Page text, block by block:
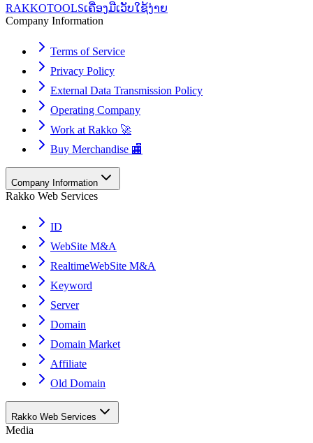
RAKKOTOOLSເຄື່ອງມືເວັບໃຊ້ງ່າຍ
Company Information
Terms of Service
Privacy Policy
External Data Transmission Policy
Operating Company
Work at Rakko 🚀
Buy Merchandise 🏬
Company Information
Rakko Web Services
ID
WebSite M&A
RealtimeWebSite M&A
Keyword
Server
Domain
Domain Market
Affiliate
Old Domain
Rakko Web Services
Media